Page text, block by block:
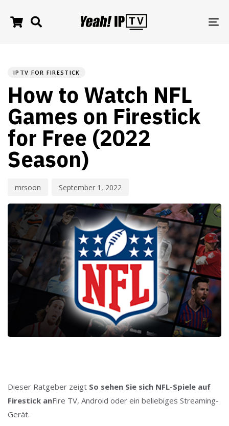
IPTV FOR FIRESTICK
How to Watch NFL
Games on Firestick
for Free (2022
Season)
mrsoon September 1, 2022
Dieser Ratgeber zeigt So sehen Sie sich NFL-Spiele auf
Firestick anFire TV, Android oder ein beliebiges Streaming-
Gerät.